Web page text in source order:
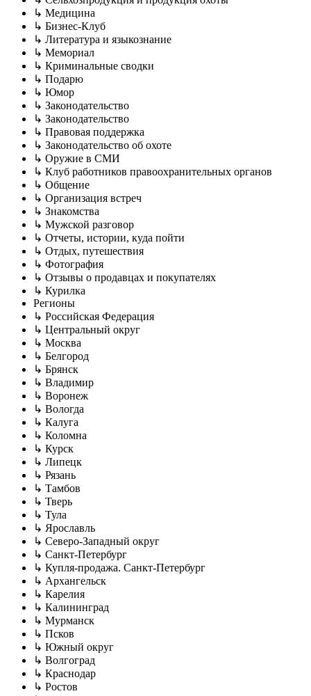
↳ Медицина
↳ Бизнес-Клуб
↳ Литература и языкознание
↳ Мемориал
↳ Криминальные сводки
↳ Подарю
↳ Юмор
↳ Законодательство
↳ Законодательство
↳ Правовая поддержка
↳ Законодательство об охоте
↳ Оружие в СМИ
↳ Клуб работников правоохранительных органов
↳ Общение
↳ Организация встреч
↳ Знакомства
↳ Мужской разговор
↳ Отчеты, истории, куда пойти
↳ Отдых, путешествия
↳ Фотография
↳ Отзывы о продавцах и покупателях
↳ Курилка
Регионы
↳ Российская Федерация
↳ Центральный округ
↳ Москва
↳ Белгород
↳ Брянск
↳ Владимир
↳ Воронеж
↳ Вологда
↳ Калуга
↳ Коломна
↳ Курск
↳ Липецк
↳ Рязань
↳ Тамбов
↳ Тверь
↳ Тула
↳ Ярославль
↳ Северо-Западный округ
↳ Санкт-Петербург
↳ Купля-продажа. Санкт-Петербург
↳ Архангельск
↳ Карелия
↳ Калининград
↳ Мурманск
↳ Псков
↳ Южный округ
↳ Волгоград
↳ Краснодар
↳ Ростов